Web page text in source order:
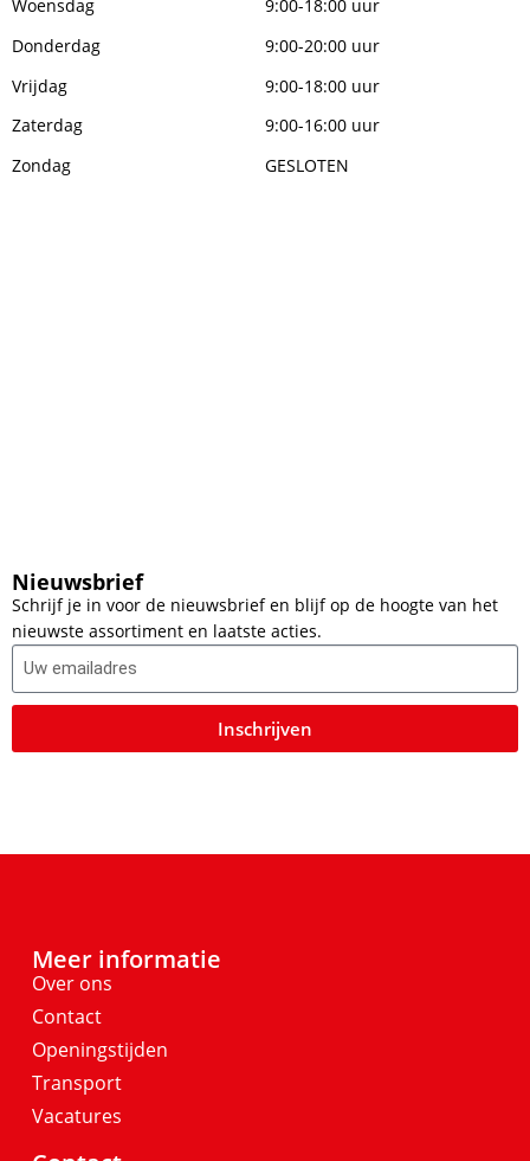
Woensdag
9:00-18:00 uur
Donderdag
9:00-20:00 uur
Vrijdag
9:00-18:00 uur
Zaterdag
9:00-16:00 uur
Zondag
GESLOTEN
Nieuwsbrief
Schrijf je in voor de nieuwsbrief en blijf op de hoogte van het
nieuwste assortiment en laatste acties.
Inschrijven
Meer informatie
Over ons
Contact
Openingstijden
Transport
Vacatures